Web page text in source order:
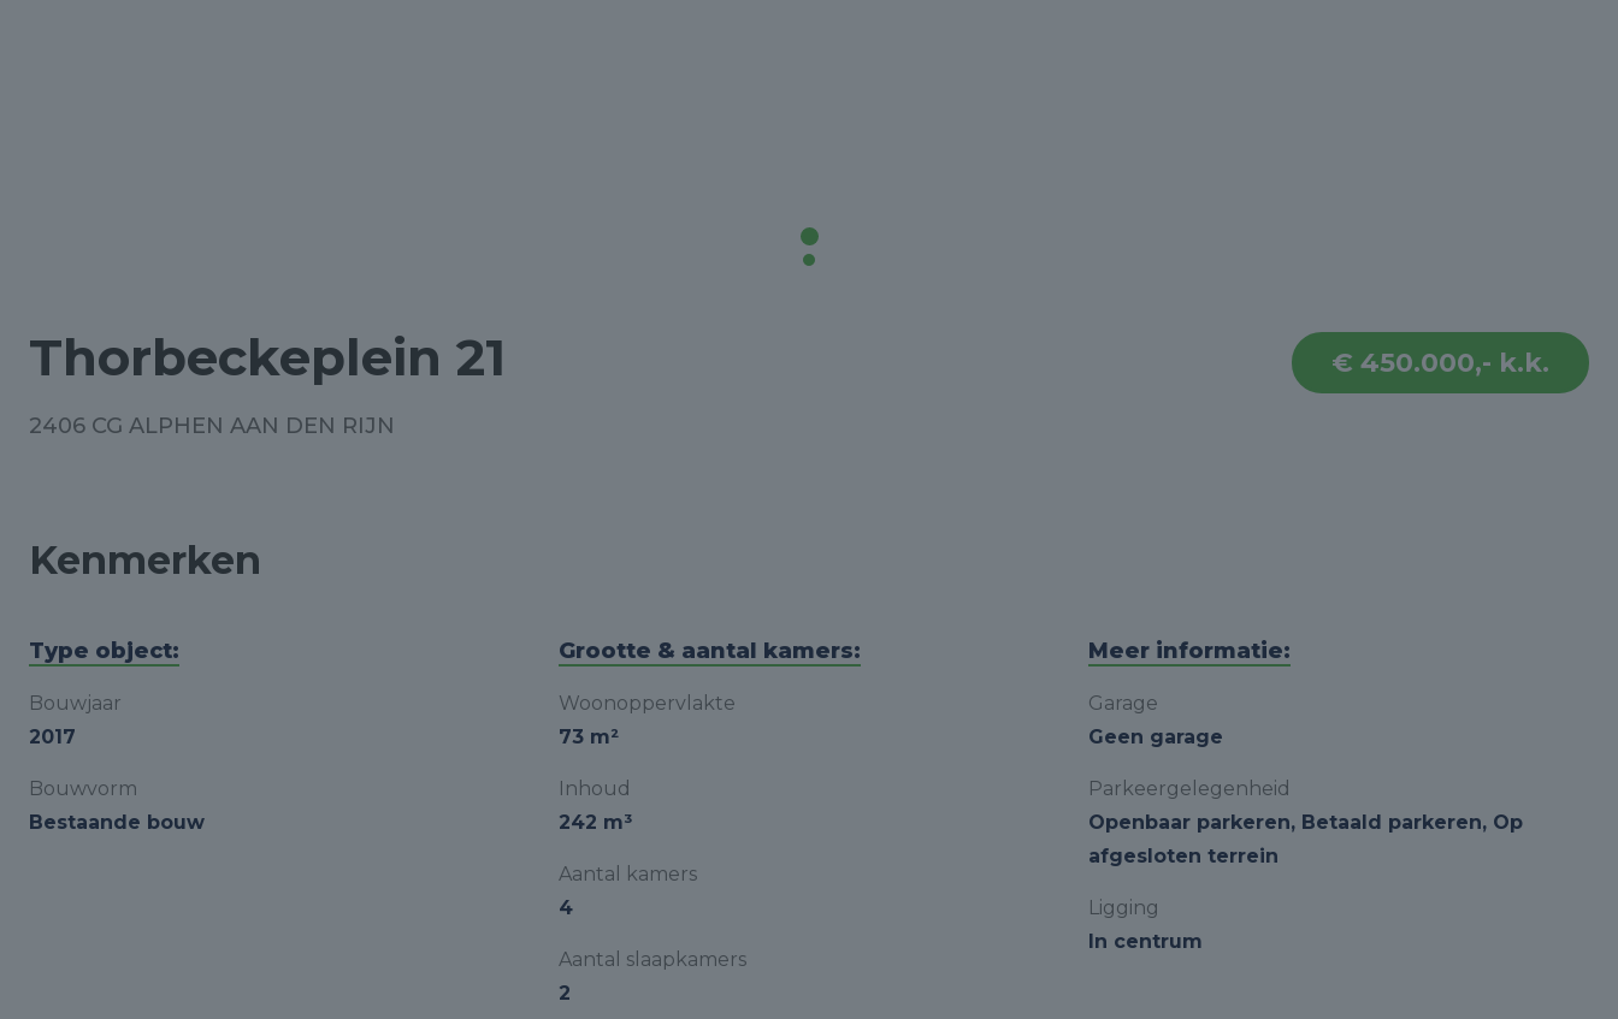
Thorbeckeplein 21
2406 CG ALPHEN AAN DEN RIJN
€ 450.000,- k.k.
Kenmerken
Type object:
Bouwjaar
2017
Bouwvorm
Bestaande bouw
Grootte & aantal kamers:
Woonoppervlakte
73 m²
Inhoud
242 m³
Aantal kamers
4
Aantal slaapkamers
2
Meer informatie:
Garage
Geen garage
Parkeergelegenheid
Openbaar parkeren, Betaald parkeren, Op
afgesloten terrein
Ligging
In centrum